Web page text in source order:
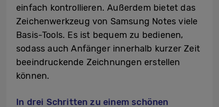
einfach kontrollieren. Außerdem bietet das
Zeichenwerkzeug von Samsung Notes viele
Basis-Tools. Es ist bequem zu bedienen,
sodass auch Anfänger innerhalb kurzer Zeit
beeindruckende Zeichnungen erstellen
können.
In drei Schritten zu einem schönen